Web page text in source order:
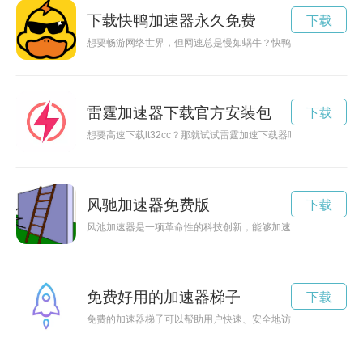
下载快鸭加速器永久免费
想要畅游网络世界，但网速总是慢如蜗牛？快鸭加速器助你快
下载
雷霆加速器下载官方安装包
想要高速下载lt32cc？那就试试雷霆加速下载器吧！它能帮助您
下载
风驰加速器免费版
风池加速器是一项革命性的科技创新，能够加速发展、推动智
下载
免费好用的加速器梯子
免费的加速器梯子可以帮助用户快速、安全地访问被封锁的网
下载